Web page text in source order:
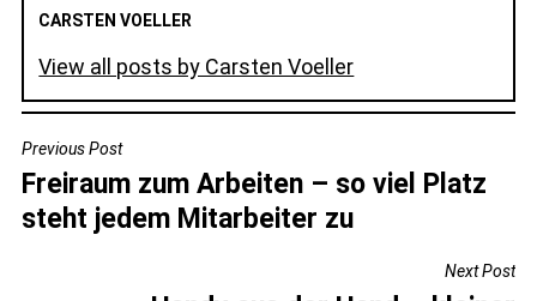
CARSTEN VOELLER
View all posts by Carsten Voeller
BEITRAGSNAVIGATION
Previous Post
Freiraum zum Arbeiten – so viel Platz
steht jedem Mitarbeiter zu
Next Post